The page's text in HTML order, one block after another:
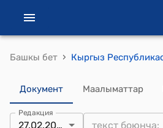
Башкы бет ›
Документ Маалыматтар
Редакция
27.02.2024